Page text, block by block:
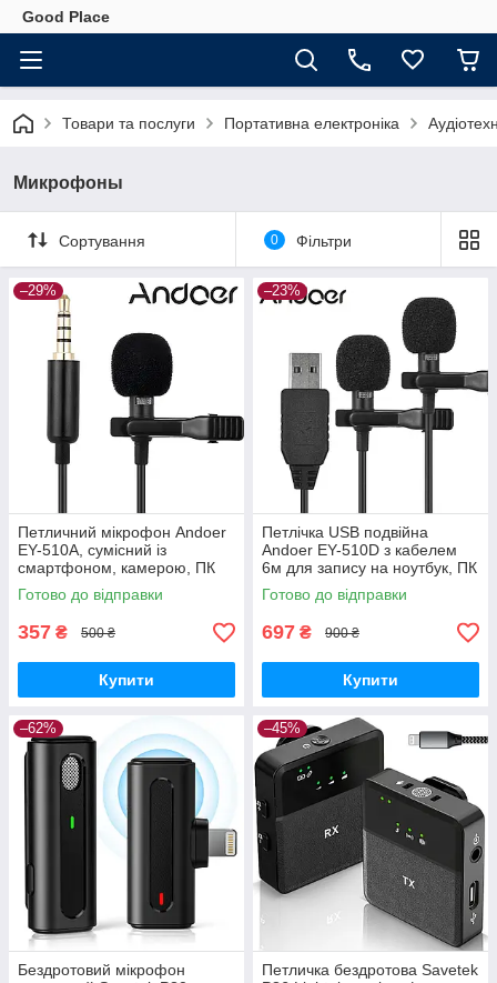
Good Place
Товари та послуги Портативна електроніка
Микрофоны
Сортування 0 Фільтри
–29%
Петличний мікрофон Andoer
EY-510A, сумісний із
смартфоном, камерою, ПК
GoodPlace -worry-free-
shopping-
Готово до відправки
357 ₴ 500 ₴
Купити
–23%
Петлічка USB подвійна
Andoer EY-510D з кабелем
6м для запису на ноутбук, ПК
GoodPlace -worry-free-
shopping-
Готово до відправки
697 ₴ 900 ₴
Купити
–62%
Бездротовий мікрофон
–45%
Петличка бездротова Savetek